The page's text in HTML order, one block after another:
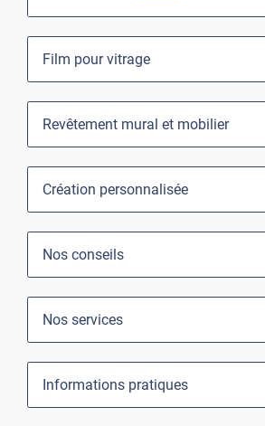
Film pour vitrage
Revêtement mural et mobilier
Création personnalisée
Nos conseils
Nos services
Informations pratiques